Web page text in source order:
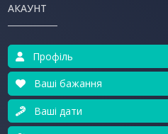
АКАУНТ
Профіль
Ваші бажання
Ваші дати